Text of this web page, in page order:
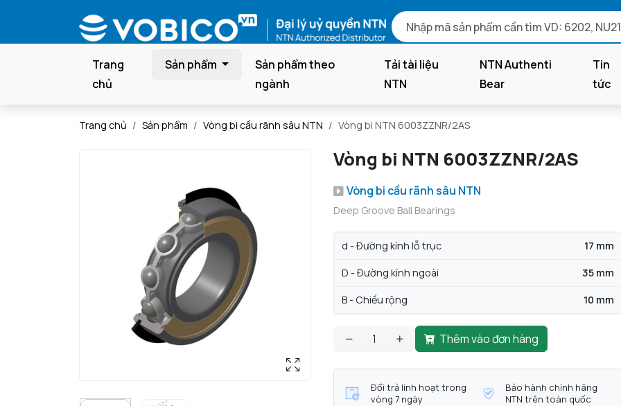
Trang
chủ
Sản phẩm
Sản phẩm theo
ngành
Tải tài liệu
NTN
NTN Authenti
Bear
Tin
tức
Trang chủ Sản phẩm Vòng bi cầu rãnh sâu NTN Vòng bi NTN 6003ZZNR/2AS
Vòng bi NTN 6003ZZNR/2AS
Vòng bi cầu rãnh sâu NTN
Deep Groove Ball Bearings
d - Đường kính lỗ trục 17 mm
D - Đường kính ngoài 35 mm
B - Chiều rộng 10 mm
Thêm vào đơn hàng
Đổi trả linh hoạt trong
vòng 7 ngày
Bảo hành chính hãng
NTN trên toàn quốc